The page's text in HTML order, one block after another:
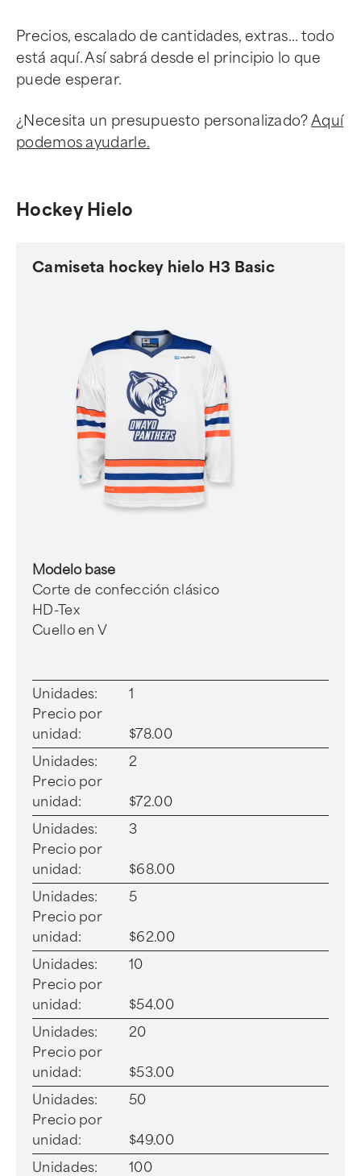
Precios, escalado de cantidades, extras... todo
está aquí. Así sabrá desde el principio lo que
puede esperar.
¿Necesita un presupuesto personalizado? Aquí
podemos ayudarle.
Hockey Hielo
Camiseta hockey hielo H3 Basic
Modelo base
Corte de confección clásico
HD-Tex
Cuello en V
Unidades:
1
Precio por
unidad:
$78.00
Unidades:
2
Precio por
unidad:
$72.00
Unidades:
3
Precio por
unidad:
$68.00
Unidades:
5
Precio por
unidad:
$62.00
Unidades:
10
Precio por
unidad:
$54.00
Unidades:
20
Precio por
unidad:
$53.00
Unidades:
50
Precio por
unidad:
$49.00
Unidades:
100